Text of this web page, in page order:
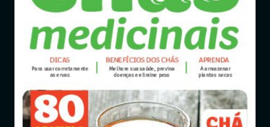
Jornais
Notícias
Entrar